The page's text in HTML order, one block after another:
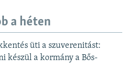
a héten
üti a szuverenitást:
készül a kormány a Bős-